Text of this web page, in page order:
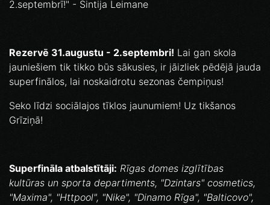
2.septembrī!" - Sintija Leimane
Rezervē 31.augustu - 2.septembri! Lai gan skola
jauniešiem tik tikko būs sākusies, ir jāizliek pēdējā jauda
superfinālos, lai noskaidrotu sezonas čempiņus!
Seko līdzi sociālajos tīklos jaunumiem! Uz tikšanos
Grīziņā!
Superfināla atbalstītāji: Rīgas domes izglītības
kultūras un sporta departiments, "Dzintars" cosmetics,
"Maxima", "Httpool", "Nike", "Dinamo Rīga", "Balticovo",